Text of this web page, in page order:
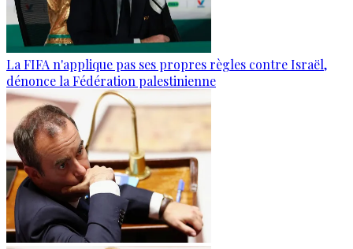
La FIFA n'applique pas ses propres règles contre Israël,
dénonce la Fédération palestinienne